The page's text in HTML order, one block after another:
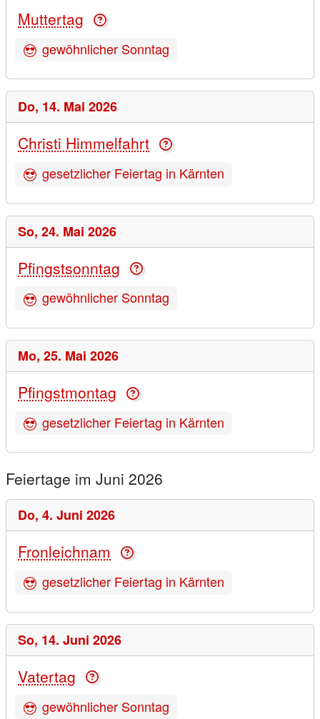
Muttertag
gewöhnlicher Sonntag
Do, 14. Mai 2026
Christi Himmelfahrt
gesetzlicher Feiertag in Kärnten
So, 24. Mai 2026
Pfingstsonntag
gewöhnlicher Sonntag
Mo, 25. Mai 2026
Pfingstmontag
gesetzlicher Feiertag in Kärnten
Feiertage im Juni 2026
Do, 4. Juni 2026
Fronleichnam
gesetzlicher Feiertag in Kärnten
So, 14. Juni 2026
Vatertag
gewöhnlicher Sonntag